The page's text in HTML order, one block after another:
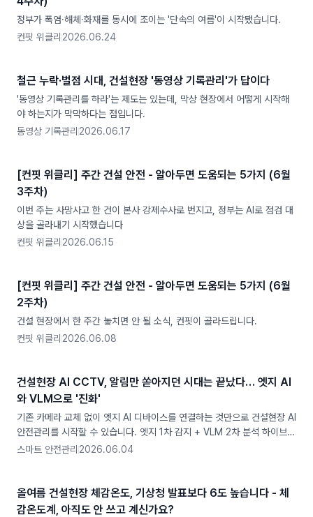
정부가 폭염·해체·화재를 동시에 조이는 '단속의 여름'이 시작됐습니다.
컨핏 위클리 2026.06.24
철근 누락·벌점 시대, 건설현장 '동영상 기록관리'가 답이다
'동영상 기록관리를 하라'는 제도는 있는데, 막상 현장에서 어떻게 시작해
야 하는지가 막막하다는 점입니다.
동영상 기록관리 2026.06.17
[컨핏 위클리] 주간 건설 안전 - 알아두면 도움되는 5가지 (6월
3주차)
이번 주는 사망사고 한 건이 본사 강제수사로 번지고, 정부는 AI로 점검 대
상을 골라내기 시작했습니다
컨핏 위클리 2026.06.15
[컨핏 위클리] 주간 건설 안전 - 알아두면 도움되는 5가지 (6월
2주차)
건설 현장에서 한 주간 놓치면 안 될 소식, 컨핏이 골라드립니다.
컨핏 위클리 2026.06.08
건설현장 AI CCTV, 알림만 쏟아지던 시대는 끝났다… 엣지 AI
와 VLM으로 '진화'
기존 카메라 교체 없이 엣지 AI 디바이스를 연결하는 것만으로 건설현장 AI
안전관리를 시작할 수 있습니다. 엣지 1차 감지 + VLM 2차 분석 하이브리
드 구조로 복합위험을 판단하고, 보고서와 TBM까지 자동화하는 엣지 AI
스마트 안전관리 2026.06.04
올여름 건설현장 체감온도, 기상청 발표보다 6도 높습니다 - 체
감온도계, 아직도 안 쓰고 계신가요?